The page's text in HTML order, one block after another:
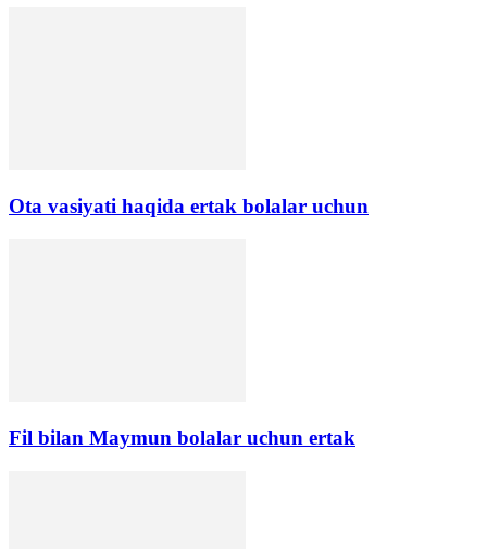
Ota vasiyati haqida ertak bolalar uchun
Fil bilan Maymun bolalar uchun ertak